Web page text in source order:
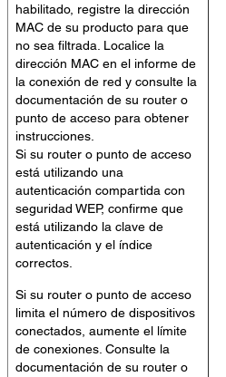
habilitado, registre la dirección
MAC de su producto para que
no sea filtrada. Localice la
dirección MAC en el informe de
la conexión de red y consulte la
documentación de su router o
punto de acceso para obtener
instrucciones.
Si su router o punto de acceso
está utilizando una
autenticación compartida con
seguridad WEP, confirme que
está utilizando la clave de
autenticación y el índice
correctos.
Si su router o punto de acceso
limita el número de dispositivos
conectados, aumente el límite
de conexiones. Consulte la
documentación de su router o